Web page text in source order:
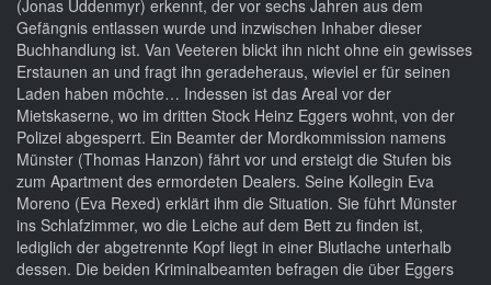
(Jonas Uddenmyr) erkennt, der vor sechs Jahren aus dem
Gefängnis entlassen wurde und inzwischen Inhaber dieser
Buchhandlung ist. Van Veeteren blickt ihn nicht ohne ein gewisses
Erstaunen an und fragt ihn geradeheraus, wieviel er für seinen
Laden haben möchte… Indessen ist das Areal vor der
Mietskaserne, wo im dritten Stock Heinz Eggers wohnt, von der
Polizei abgesperrt. Ein Beamter der Mordkommission namens
Münster (Thomas Hanzon) fährt vor und ersteigt die Stufen bis
zum Apartment des ermordeten Dealers. Seine Kollegin Eva
Moreno (Eva Rexed) erklärt ihm die Situation. Sie führt Münster
ins Schlafzimmer, wo die Leiche auf dem Bett zu finden ist,
lediglich der abgetrennte Kopf liegt in einer Blutlache unterhalb
dessen. Die beiden Kriminalbeamten befragen die über Eggers